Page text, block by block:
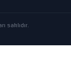
saklıdır.